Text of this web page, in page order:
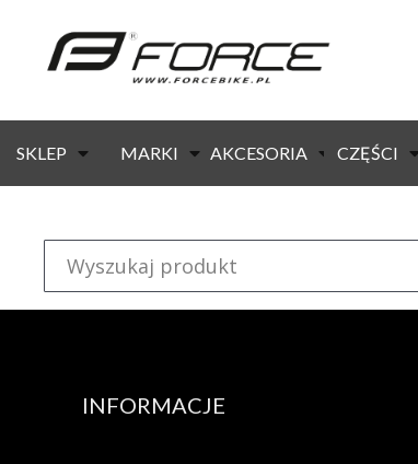
SKLEP MARKI AKCESORIA CZĘŚCI
Brak
INFORMACJE